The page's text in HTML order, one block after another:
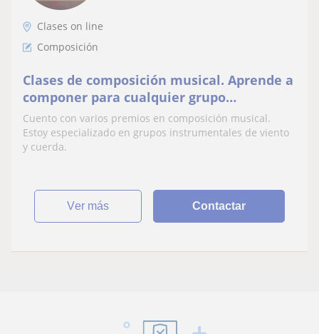
Clases on line
Composición
Clases de composición musical. Aprende a
componer para cualquier grupo
instrumental
Cuento con varios premios en composición musical.
Estoy especializado en grupos instrumentales de viento
y cuerda.
ver más Contactar